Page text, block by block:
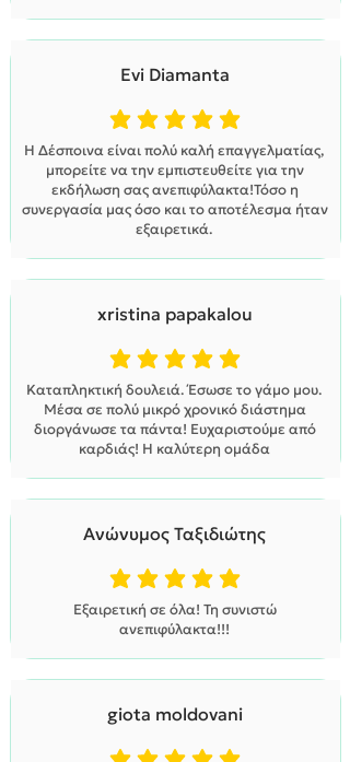
Evi Diamanta
η μέση βαθμολογία είναι
Η Δέσποινα είναι πολύ καλή επαγγελματίας,
μπορείτε να την εμπιστευθείτε για την
εκδήλωση σας ανεπιφύλακτα!Τόσο η
συνεργασία μας όσο και το αποτέλεσμα ήταν
εξαιρετικά.
xristina papakalou
η μέση βαθμολογία είναι
Καταπληκτική δουλειά. Έσωσε το γάμο μου.
Μέσα σε πολύ μικρό χρονικό διάστημα
διοργάνωσε τα πάντα! Ευχαριστούμε από
καρδιάς! Η καλύτερη ομάδα
Ανώνυμος Ταξιδιώτης
η μέση βαθμολογία είναι
Εξαιρετική σε όλα! Τη συνιστώ
ανεπιφύλακτα!!!
giota moldovani